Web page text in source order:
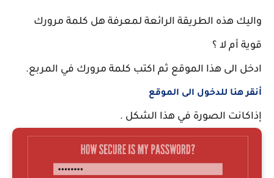
واليك هذه الطريقة الرائعة لمعرفة هل كلمة مرورك
قوية أم لا ؟
ادخل الى هذا الموقع ثم اكتب كلمة مرورك في المربع.
أنقر هنا للدخول الى الموقع
إذاكانت الصورة في هذا الشكل .